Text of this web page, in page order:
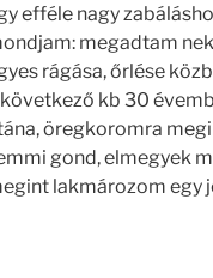
efféle nagy
megadtam
rágása, őrlése
kb 30
öregkoromra
gond, elmegyek
lakmározom egy